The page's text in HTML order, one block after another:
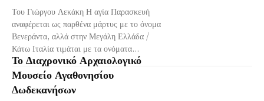
Του Γιώργου Λεκάκη Η αγία Παρασκευή
αναφέρεται ως παρθένα μάρτυς με το όνομα
Βενεράντα, αλλά στην Μεγάλη Ελλάδα /
Κάτω Ιταλία τιμάται με τα ονόματα...
Το Διαχρονικό Αρχαιολογικό
Μουσείο Αγαθονησίου
Δωδεκανήσων